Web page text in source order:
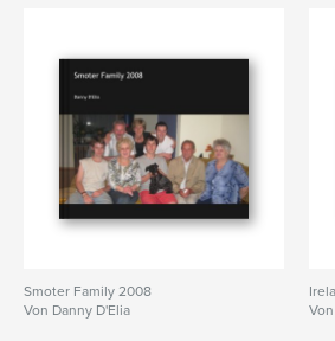
Smoter Family 2008
Von Danny D'Elia